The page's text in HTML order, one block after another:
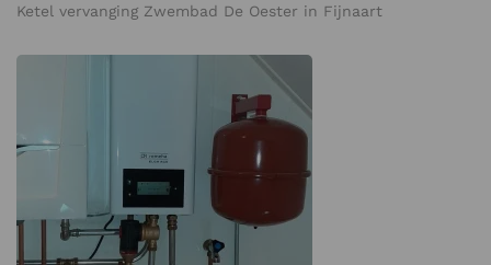
Ketel vervanging Zwembad De Oester in Fijnaart